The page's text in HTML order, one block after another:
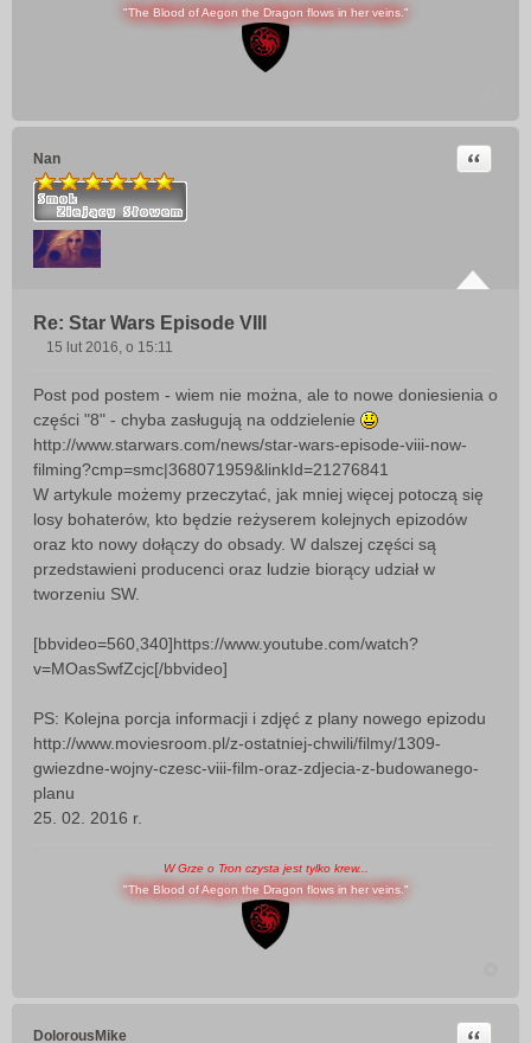
"The Blood of Aegon the Dragon flows in her veins."
Nan
Re: Star Wars Episode VIII
Cytuj
s
t
15 lut 2016, o 15:11
Post pod postem - wiem nie można, ale to nowe doniesienia o
części "8" - chyba zasługują na oddzielenie
http://www.starwars.com/news/star-wars-episode-viii-now-
filming?cmp=smc|368071959&linkId=21276841
W artykule możemy przeczytać, jak mniej więcej potoczą się
losy bohaterów, kto będzie reżyserem kolejnych epizodów
oraz kto nowy dołączy do obsady. W dalszej części są
przedstawieni producenci oraz ludzie biorący udział w
tworzeniu SW.
[bbvideo=560,340]https://www.youtube.com/watch?
v=MOasSwfZcjc[/bbvideo]
PS: Kolejna porcja informacji i zdjęć z plany nowego epizodu
http://www.moviesroom.pl/z-ostatniej-chwili/filmy/1309-
gwiezdne-wojny-czesc-viii-film-oraz-zdjecia-z-budowanego-
planu
25. 02. 2016 r.
W Grze o Tron czysta jest tylko krew...
"The Blood of Aegon the Dragon flows in her veins."
DolorousMike Cytuj